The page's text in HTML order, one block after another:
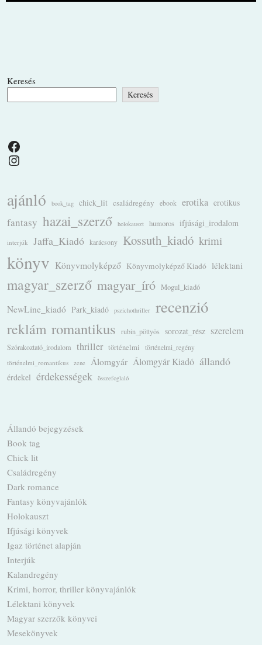
Keresés
Keresés
Facebook
Instagram
ajánló book_tag chick_lit családregény ebook erotika erotikus
fantasy hazai_szerző holokauszt humoros ifjúsági_irodalom
interjúk Jaffa_Kiadó karácsony Kossuth_kiadó krimi
könyv Könyvmolyképző Könyvmolyképző Kiadó lélektani
magyar_szerző magyar_író Mogul_kiadó
NewLine_kiadó Park_kiadó pszichothriller recenzió
reklám romantikus rubin_pöttyös sorozat_rész szerelem
Szórakoztató_irodalom thriller történelmi
történelmi_regény
történelmi_romantikus
zene Álomgyár Álomgyár Kiadó állandó
érdekel érdekességek összefoglaló
Állandó bejegyzések
Book tag
Chick lit
Családregény
Dark romance
Fantasy könyvajánlók
Holokauszt
Ifjúsági könyvek
Igaz történet alapján
Interjúk
Kalandregény
Krimi, horror, thriller könyvajánlók
Lélektani könyvek
Magyar szerzők könyvei
Mesekönyvek